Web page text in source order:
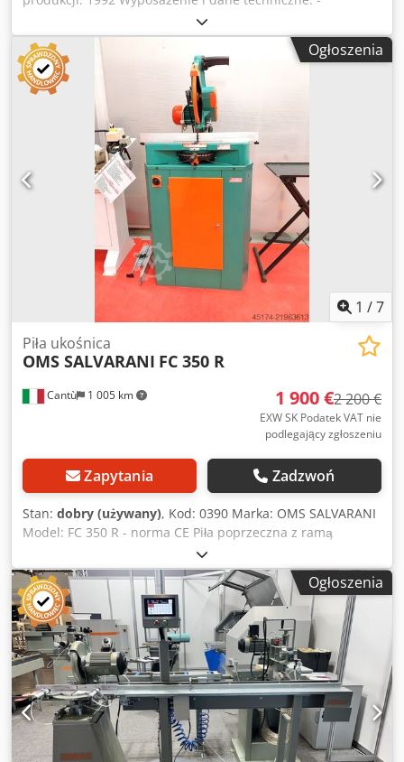
odchylana dwustronnie do 45° Dwsdpszk Nxhofx Ailja - do
pionowych cięć ukośnych tarcza piły odchylana
jednostronnie do 45° - silnik 2 kW, 400 V, 2800 obr./min -
średnica tarczy piły 300 mm - średnica króćca odciągu 75
mm - cięcia poprzeczne: 380 x 85 mm - cięcia ukośne,
pionowo ustawiona tarcza piły, odchylenie 45° w lewo lub
w prawo: 265 x 85 mm - cięcia ukośne, pionowe, tarcza piły
odchylona 45° w lewo: 380 x 60 mm Dostępność: od ręki
Lokalizacja: 63934 Röllbach
Ogłoszenia
1 /7
Cantù 1 005 km
Piła ukośnica
OMS SALVARANI FC 350 R
1 900 €2 200 €
EXW SK Podatek VAT nie
podlegający zgłoszeniu
Zapytania Zadzwoń
Stan: dobry (używany), Kod: 0390 Marka: OMS SALVARANI
Model: FC 350 R - norma CE Piła poprzeczna z ramą
bazową do drewna, aluminium, PVC, tworzyw sztucznych
itd. - zgodność z normą CE Dedpfxsy Tk I Se Ailewa Dane
techniczne Średnica tarczy mm 350 Silnik trójfazowy Watt
2800 – obr./min. 3000 Wysokość cięcia mm 145 Szerokość
cięcia przy 45 stopniach mm 113 Szerokość cięcia przy 90
stopniach mm 160 Podstawa kompletna z odciągiem
Wymiary całkowite mm 800 x 600 x 1500 h Waga kg 110
Ogłoszenia